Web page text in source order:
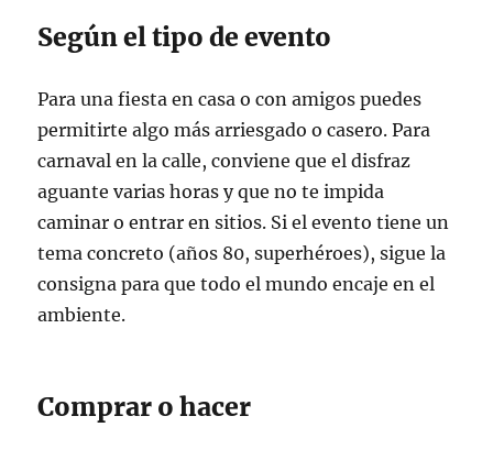
Según el tipo de evento
Para una fiesta en casa o con amigos puedes
permitirte algo más arriesgado o casero. Para
carnaval en la calle, conviene que el disfraz
aguante varias horas y que no te impida
caminar o entrar en sitios. Si el evento tiene un
tema concreto (años 80, superhéroes), sigue la
consigna para que todo el mundo encaje en el
ambiente.
Comprar o hacer